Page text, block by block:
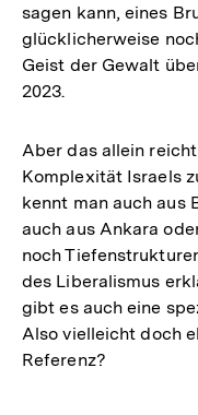
sagen kann, eines
glücklicherweise
Geist der Gewalt
2023.
Aber das allein
Komplexität Israels
kennt man auch aus
auch aus Ankara
noch
des Liberalismus
gibt es auch eine
Also vielleicht doch
Referenz?